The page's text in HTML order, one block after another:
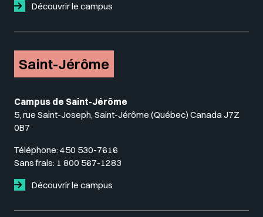
Découvrir le campus
Saint-Jérôme
Campus de Saint-Jérôme
5, rue Saint-Joseph, Saint-Jérôme (Québec) Canada J7Z
0B7
Téléphone: 450 530-7616
Sans frais: 1 800 567-1283
Découvrir le campus